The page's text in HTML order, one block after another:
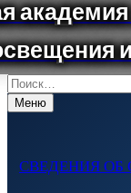
Поиск
по:Меню
СВЕДЕНИЯ ОБ